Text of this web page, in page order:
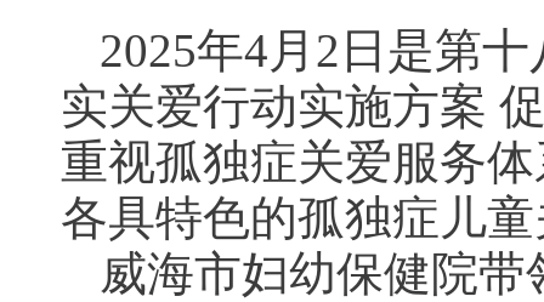
2025年4月2日是第
实关爱行动实施方案
重视孤独症关爱服务
各具特色的孤独症儿
威海市妇幼保健院